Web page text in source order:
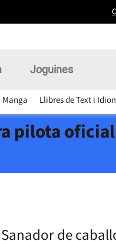
Llibres de Text i
Joguines
pilota
de